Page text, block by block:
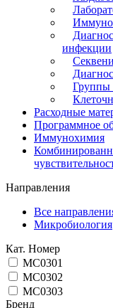
инфекции
Группы
Расходные
Программное
Иммунохимия
Направления
Все
Микробиология
Кат. Номер
MC0301
MC0302
MC0303
Бренд